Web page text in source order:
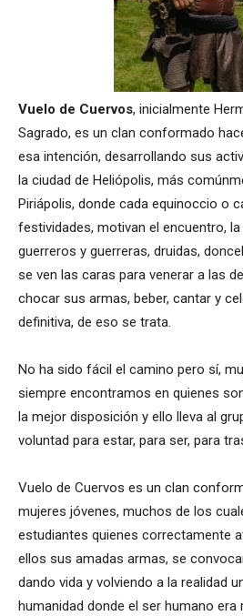
Vuelo de Cuervos, inicialmente
Sagrado, es un clan conformado
esa intención, desarrollando sus
la ciudad de Heliópolis, más
Piriápolis, donde cada equinoccio o
festividades, motivan el encuentro,
guerreros y guerreras, druidas,
se ven las caras para venerar a las
chocar sus armas, beber, cantar y
definitiva, de eso se trata.
No ha sido fácil el camino pero sí,
siempre encontramos en quienes
la mejor disposición y ello lleva al
voluntad para estar, para ser, para
Vuelo de Cuervos es un clan
mujeres jóvenes, muchos de los
estudiantes quienes correctamente
ellos sus amadas armas, se
dando vida y volviendo a la realidad
humanidad donde el ser humano era